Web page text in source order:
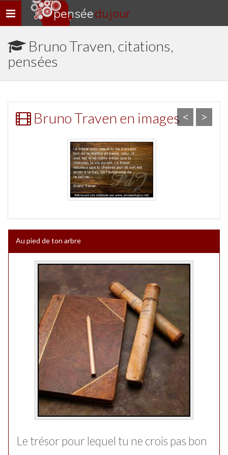
Navigation
rapide
penséedu jour
Bruno Traven, citations,
pensées
Bruno Traven en images < >
Au pied de ton arbre
Le trésor pour lequel tu ne crois pas bon